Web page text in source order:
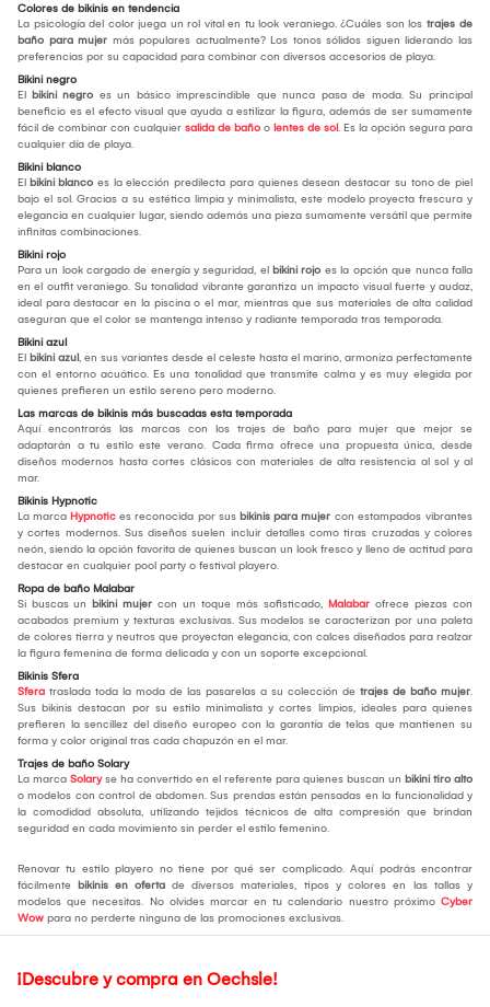
Colores de bikinis en tendencia
La psicología del color juega un rol vital en tu look veraniego. ¿Cuáles son los trajes de
baño para mujer más populares actualmente? Los tonos sólidos siguen liderando las
preferencias por su capacidad para combinar con diversos accesorios de playa.
Bikini negro
El bikini negro es un básico imprescindible que nunca pasa de moda. Su principal
beneficio es el efecto visual que ayuda a estilizar la figura, además de ser sumamente
fácil de combinar con cualquier salida de baño o lentes de sol. Es la opción segura para
cualquier día de playa.
Bikini blanco
El bikini blanco es la elección predilecta para quienes desean destacar su tono de piel
bajo el sol. Gracias a su estética limpia y minimalista, este modelo proyecta frescura y
elegancia en cualquier lugar, siendo además una pieza sumamente versátil que permite
infinitas combinaciones.
Bikini rojo
Para un look cargado de energía y seguridad, el bikini rojo es la opción que nunca falla
en el outfit veraniego. Su tonalidad vibrante garantiza un impacto visual fuerte y audaz,
ideal para destacar en la piscina o el mar, mientras que sus materiales de alta calidad
aseguran que el color se mantenga intenso y radiante temporada tras temporada.
Bikini azul
El bikini azul, en sus variantes desde el celeste hasta el marino, armoniza perfectamente
con el entorno acuático. Es una tonalidad que transmite calma y es muy elegida por
quienes prefieren un estilo sereno pero moderno.
Las marcas de bikinis más buscadas esta temporada
Aquí encontrarás las marcas con los trajes de baño para mujer que mejor se
adaptarán a tu estilo este verano. Cada firma ofrece una propuesta única, desde
diseños modernos hasta cortes clásicos con materiales de alta resistencia al sol y al
mar.
Bikinis Hypnotic
La marca Hypnotic es reconocida por sus bikinis para mujer con estampados vibrantes
y cortes modernos. Sus diseños suelen incluir detalles como tiras cruzadas y colores
neón, siendo la opción favorita de quienes buscan un look fresco y lleno de actitud para
destacar en cualquier pool party o festival playero.
Ropa de baño Malabar
Si buscas un bikini mujer con un toque más sofisticado, Malabar ofrece piezas con
acabados premium y texturas exclusivas. Sus modelos se caracterizan por una paleta
de colores tierra y neutros que proyectan elegancia, con calces diseñados para realzar
la figura femenina de forma delicada y con un soporte excepcional.
Bikinis Sfera
Sfera traslada toda la moda de las pasarelas a su colección de trajes de baño mujer.
Sus bikinis destacan por su estilo minimalista y cortes limpios, ideales para quienes
prefieren la sencillez del diseño europeo con la garantía de telas que mantienen su
forma y color original tras cada chapuzón en el mar.
Trajes de baño Solary
La marca Solaryse ha convertido en el referente para quienes buscan un bikini tiro alto
o modelos con control de abdomen. Sus prendas están pensadas en la funcionalidad y
la comodidad absoluta, utilizando tejidos técnicos de alta compresión que brindan
seguridad en cada movimiento sin perder el estilo femenino.
Renovar tu estilo playero no tiene por qué ser complicado. Aquí podrás encontrar
fácilmente bikinis en oferta de diversos materiales, tipos y colores en las tallas y
modelos que necesitas. No olvides marcar en tu calendario nuestro próximo Cyber
Wow para no perderte ninguna de las promociones exclusivas.
¡Descubre y compra en Oechsle!